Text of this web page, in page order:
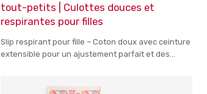
tout-petits | Culottes douces et
respirantes pour filles
Slip respirant pour fille – Coton doux avec ceinture
extensible pour un ajustement parfait et des